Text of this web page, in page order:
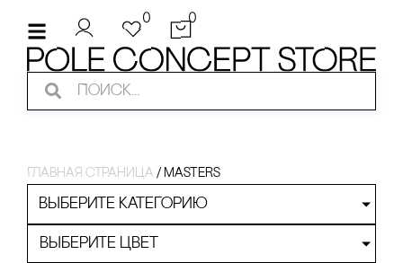
0 0
Главная страница / Masters
Выберите категорию
Выберите цвет